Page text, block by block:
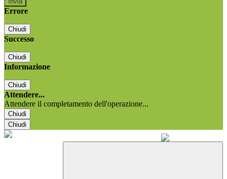
Errore
Chiudi
Successo
Chiudi
Informazione
Chiudi
Attendere...
Attendere il completamento dell'operazione...
Chiudi
Chiudi